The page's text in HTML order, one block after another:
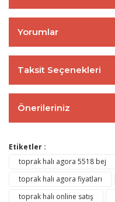
Yorumlar
Taksit Seçenekleri
Önerileriniz
Etiketler :
toprak halı agora 5518 bej
toprak halı agora fiyatları
toprak halı online satış